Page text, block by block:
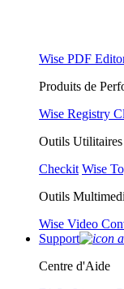
Wise PDF
Produits de
Wise Registry
Outils Utilitaires
Checkit Wise
Outils
Wise Video
Support
Centre d'Aide